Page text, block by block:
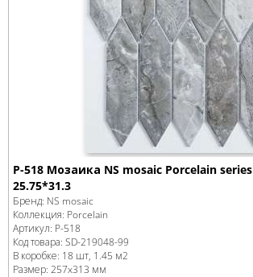
P-518 Мозаика NS mosaic Porcelain series
25.75*31.3
Бренд: NS mosaic
Коллекция: Porcelain
Артикул: P-518
Код товара: SD-219048-99
В коробке: 18 шт, 1.45 м2
Размер: 257x313 мм